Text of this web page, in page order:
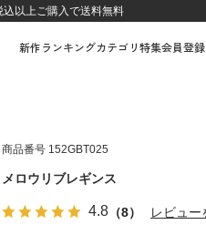
込以上ご購入で送料無料
新作ランキングカテゴリ特集会員登録
商品番号 152GBT025
メロウリブレギンス
4.8 （8） レビュー